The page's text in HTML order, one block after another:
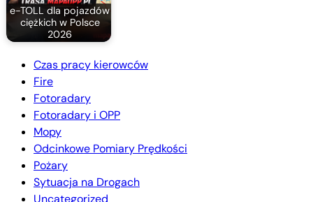
e-TOLL dla pojazdów
ciężkich w Polsce
2026
Czas pracy kierowców
Fire
Fotoradary
Fotoradary i OPP
Mopy
Odcinkowe Pomiary Prędkości
Pożary
Sytuacja na Drogach
Uncategorized